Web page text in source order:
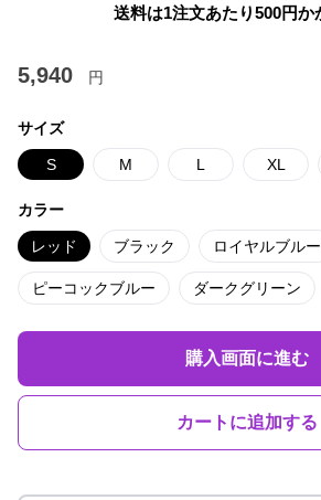
送料は1注文あたり500円か
5,940 円
サイズ
S M L XL
カラー
レッド ブラック ロイヤルブルー
ピーコックブルー ダークグリーン
購入画面に進む
カートに追加する